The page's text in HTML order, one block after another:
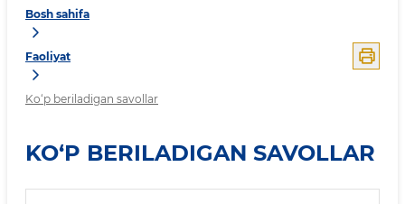
Bosh sahifa
Faoliyat
Ko‘p beriladigan savollar
KO‘P BERILADIGAN SAVOLLAR